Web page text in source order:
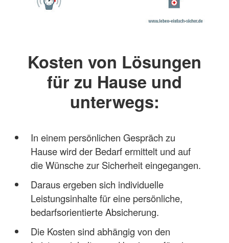
Kosten von Lösungen
für zu Hause und
unterwegs:
In einem persönlichen Gespräch zu
Hause wird der Bedarf ermittelt und auf
die Wünsche zur Sicherheit eingegangen.
Daraus ergeben sich individuelle
Leistungsinhalte für eine persönliche,
bedarfsorientierte Absicherung.
Die Kosten sind abhängig von den